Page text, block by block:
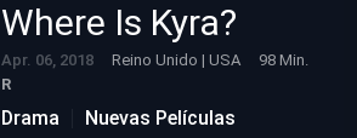
Where Is Kyra?
Apr. 06, 2018 Reino Unido | USA
98 Min.
R
Drama Nuevas Películas